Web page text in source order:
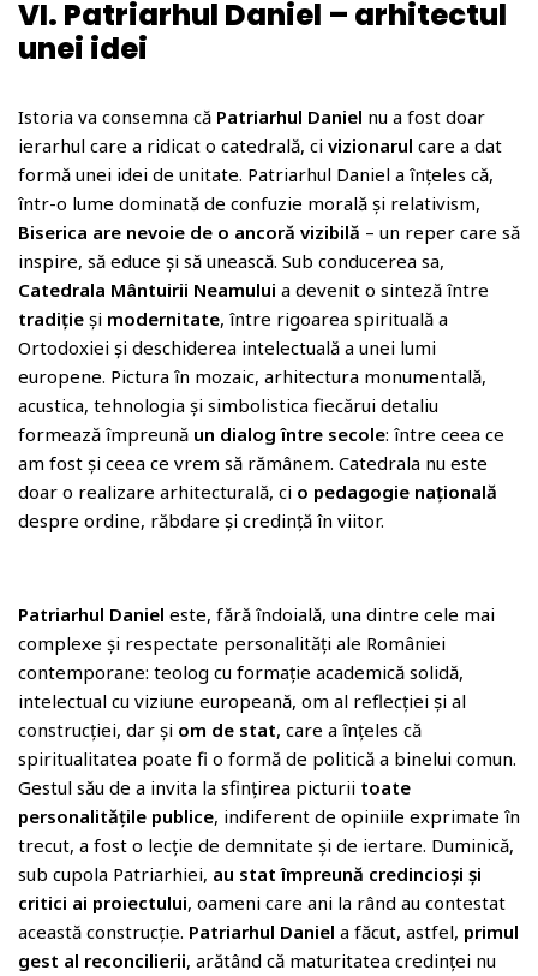
VI. Patriarhul Daniel – arhitectul
unei idei
Istoria va consemna că Patriarhul Daniel nu a fost doar
ierarhul care a ridicat o catedrală, ci vizionarul care a dat
formă unei idei de unitate. Patriarhul Daniel a înțeles că,
într-o lume dominată de confuzie morală și relativism,
Biserica are nevoie de o ancoră vizibilă – un reper care să
inspire, să educe și să unească. Sub conducerea sa,
Catedrala Mântuirii Neamului a devenit o sinteză între
tradiție și modernitate, între rigoarea spirituală a
Ortodoxiei și deschiderea intelectuală a unei lumi
europene. Pictura în mozaic, arhitectura monumentală,
acustica, tehnologia și simbolistica fiecărui detaliu
formează împreună un dialog între secole: între ceea ce
am fost și ceea ce vrem să rămânem. Catedrala nu este
doar o realizare arhitecturală, ci o pedagogie națională
despre ordine, răbdare și credință în viitor.
Patriarhul Daniel este, fără îndoială, una dintre cele mai
complexe și respectate personalități ale României
contemporane: teolog cu formație academică solidă,
intelectual cu viziune europeană, om al reflecției și al
construcției, dar și om de stat, care a înțeles că
spiritualitatea poate fi o formă de politică a binelui comun.
Gestul său de a invita la sfințirea picturii toate
personalitățile publice, indiferent de opiniile exprimate în
trecut, a fost o lecție de demnitate și de iertare. Duminică,
sub cupola Patriarhiei, au stat împreună credincioși și
critici ai proiectului, oameni care ani la rând au contestat
această construcție. Patriarhul Daniel a făcut, astfel, primul
gest al reconcilierii, arătând că maturitatea credinței nu